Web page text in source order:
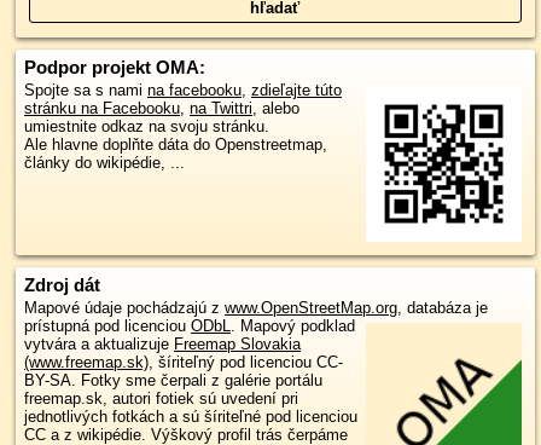
Podpor projekt OMA:
Spojte sa s nami na facebooku, zdieľajte túto
stránku na Facebooku, na Twittri, alebo
umiestnite odkaz na svoju stránku.
Ale hlavne doplňte dáta do Openstreetmap,
články do wikipédie, ...
Zdroj dát
Mapové údaje pochádzajú z www.OpenStreetMap.org, databáza je
prístupná pod licenciou ODbL. Mapový podklad
vytvára a aktualizuje Freemap Slovakia
(www.freemap.sk), šíriteľný pod licenciou CC-
BY-SA. Fotky sme čerpali z galérie portálu
freemap.sk, autori fotiek sú uvedení pri
jednotlivých fotkách a sú šíriteľné pod licenciou
CC a z wikipédie. Výškový profil trás čerpáme